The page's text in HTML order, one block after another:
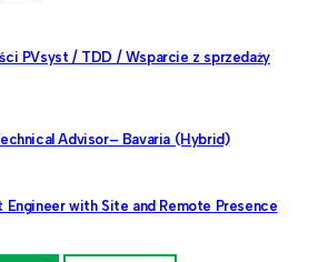
PVsyst / TDD / Wsparcie z sprzedaży
Advisor– Bavaria (Hybrid)
with Site and Remote Presence